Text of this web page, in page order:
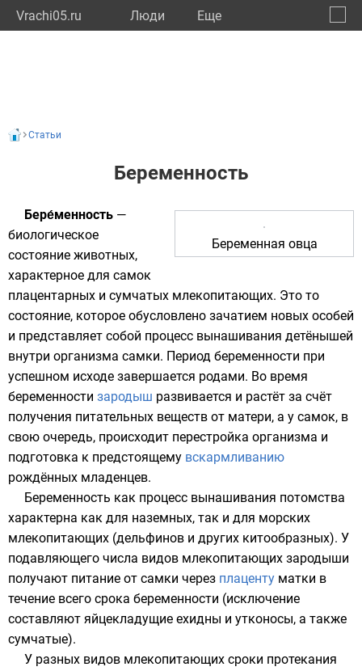
Vrachi05.ru Люди Eще
Статьи
Беременность
Беременная овца
Бере́менность —
биологическое
состояние животных,
характерное для самок
плацентарных и сумчатых млекопитающих. Это то
состояние, которое обусловлено зачатием новых особей
и представляет собой процесс вынашивания детёнышей
внутри организма самки. Период беременности при
успешном исходе завершается родами. Во время
беременности зародыш развивается и растёт за счёт
получения питательных веществ от матери, а у самок, в
свою очередь, происходит перестройка организма и
подготовка к предстоящему вскармливанию
рождённых младенцев.
Беременность как процесс вынашивания потомства
характерна как для наземных, так и для морских
млекопитающих (дельфинов и других китообразных). У
подавляющего числа видов млекопитающих зародыши
получают питание от самки через плаценту матки в
течение всего срока беременности (исключение
составляют яйцекладущие ехидны и утконосы, а также
сумчатые).
У разных видов млекопитающих сроки протекания